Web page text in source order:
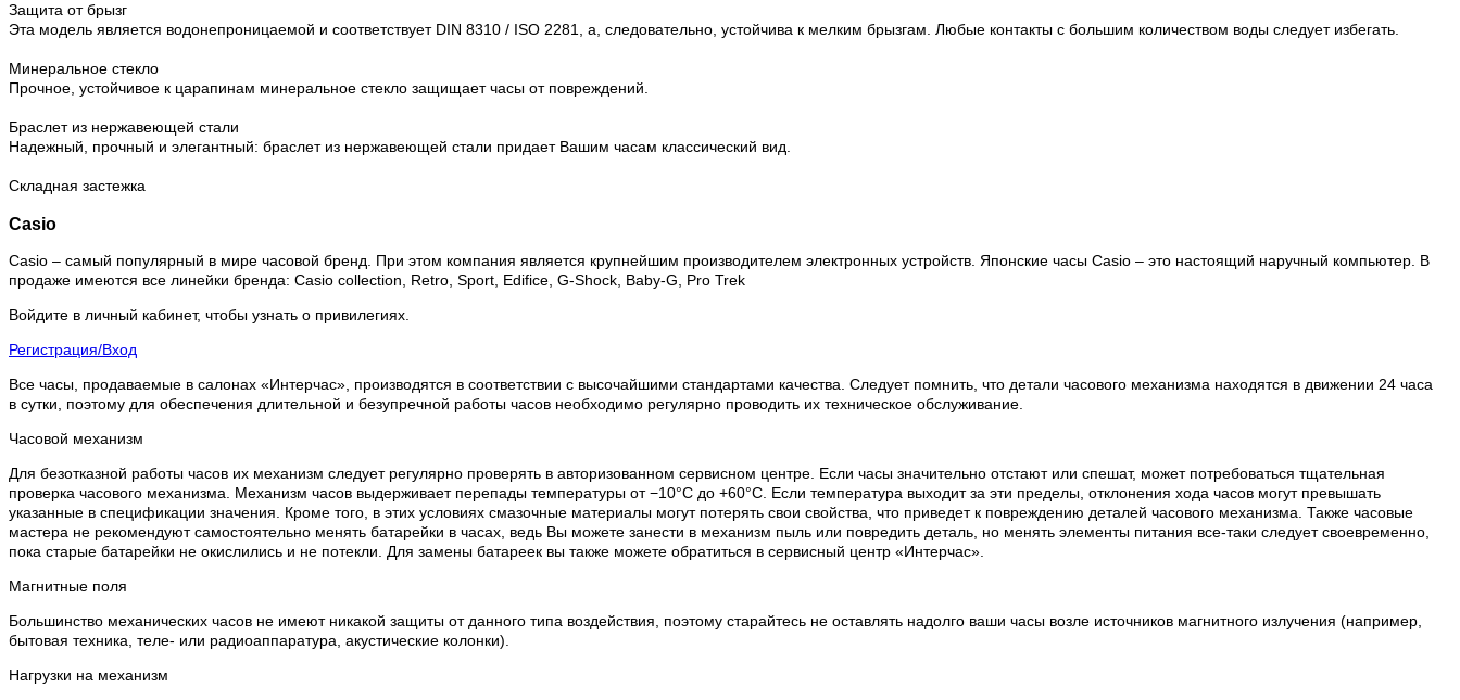
Защита от брызг
Эта модель является водонепроницаемой и соответствует DIN 8310 / ISO 2281, а, следовательно, устойчива к мелким брызгам. Любые контакты с большим количеством воды следует избегать.
Минеральное стекло
Прочное, устойчивое к царапинам минеральное стекло защищает часы от повреждений.
Браслет из нержавеющей стали
Надежный, прочный и элегантный: браслет из нержавеющей стали придает Вашим часам классический вид.
Складная застежка
Casio
Casio – самый популярный в мире часовой бренд. При этом компания является крупнейшим производителем электронных устройств. Японские часы Casio – это настоящий наручный компьютер. В
продаже имеются все линейки бренда: Casio collection, Retro, Sport, Edifice, G-Shock, Baby-G, Pro Trek
Войдите в личный кабинет, чтобы узнать о привилегиях.
Регистрация/Вход
Все часы, продаваемые в салонах «Интерчас», производятся в соответствии с высочайшими стандартами качества. Следует помнить, что детали часового механизма находятся в движении 24 часа
в сутки, поэтому для обеспечения длительной и безупречной работы часов необходимо регулярно проводить их техническое обслуживание.
Часовой механизм
Для безотказной работы часов их механизм следует регулярно проверять в авторизованном сервисном центре. Если часы значительно отстают или спешат, может потребоваться тщательная
проверка часового механизма. Механизм часов выдерживает перепады температуры от −10°C до +60°C. Если температура выходит за эти пределы, отклонения хода часов могут превышать
указанные в спецификации значения. Кроме того, в этих условиях смазочные материалы могут потерять свои свойства, что приведет к повреждению деталей часового механизма. Также часовые
мастера не рекомендуют самостоятельно менять батарейки в часах, ведь Вы можете занести в механизм пыль или повредить деталь, но менять элементы питания все-таки следует своевременно,
пока старые батарейки не окислились и не потекли. Для замены батареек вы также можете обратиться в сервисный центр «Интерчас».
Магнитные поля
Большинство механических часов не имеют никакой защиты от данного типа воздействия, поэтому старайтесь не оставлять надолго ваши часы возле источников магнитного излучения (например,
бытовая техника, теле- или радиоаппаратура, акустические колонки).
Нагрузки на механизм